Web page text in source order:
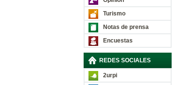
Turismo
Notas de prensa
Encuestas
REDES SOCIALES
2urpi